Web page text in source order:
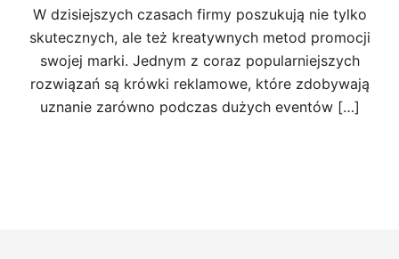
W dzisiejszych czasach firmy poszukują nie tylko
skutecznych, ale też kreatywnych metod promocji
swojej marki. Jednym z coraz popularniejszych
rozwiązań są krówki reklamowe, które zdobywają
uznanie zarówno podczas dużych eventów […]